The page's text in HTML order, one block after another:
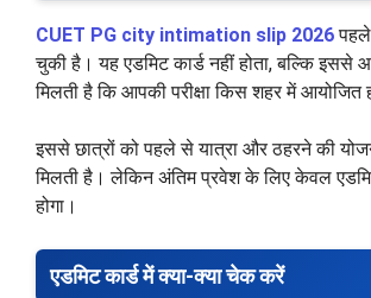
CUET PG city intimation slip 2026पहले
चुकी है। यह एडमिट कार्ड नहीं होता, बल्कि इससे
मिलती है कि आपकी परीक्षा किस शहर में आयोजित
इससे छात्रों को पहले से यात्रा और ठहरने की
मिलती है। लेकिन अंतिम प्रवेश के लिए केवल एडमिट
होगा।
एडमिट कार्ड में क्या-क्या चेक करें